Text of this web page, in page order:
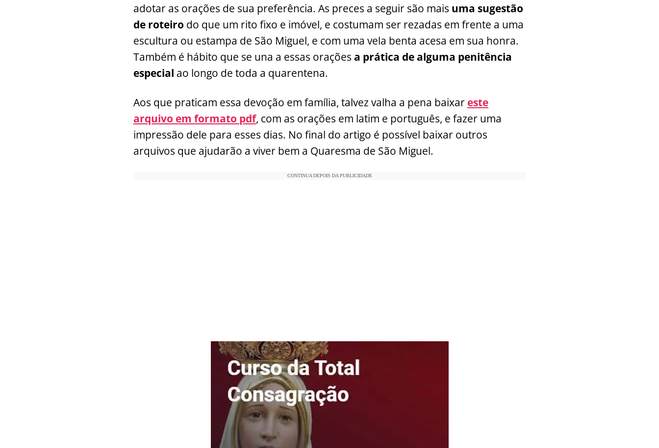
adotar as orações de sua preferência. As preces a seguir são mais uma sugestão
de roteiro do que um rito fixo e imóvel, e costumam ser rezadas em frente a uma
escultura ou estampa de São Miguel, e com uma vela benta acesa em sua honra.
Também é hábito que se una a essas orações a prática de alguma penitência
especial ao longo de toda a quarentena.
Aos que praticam essa devoção em família, talvez valha a pena baixar este
arquivo em formato pdf, com as orações em latim e português, e fazer uma
impressão dele para esses dias. No final do artigo é possível baixar outros
arquivos que ajudarão a viver bem a Quaresma de São Miguel.
CONTINUA DEPOIS DA PUBLICIDADE